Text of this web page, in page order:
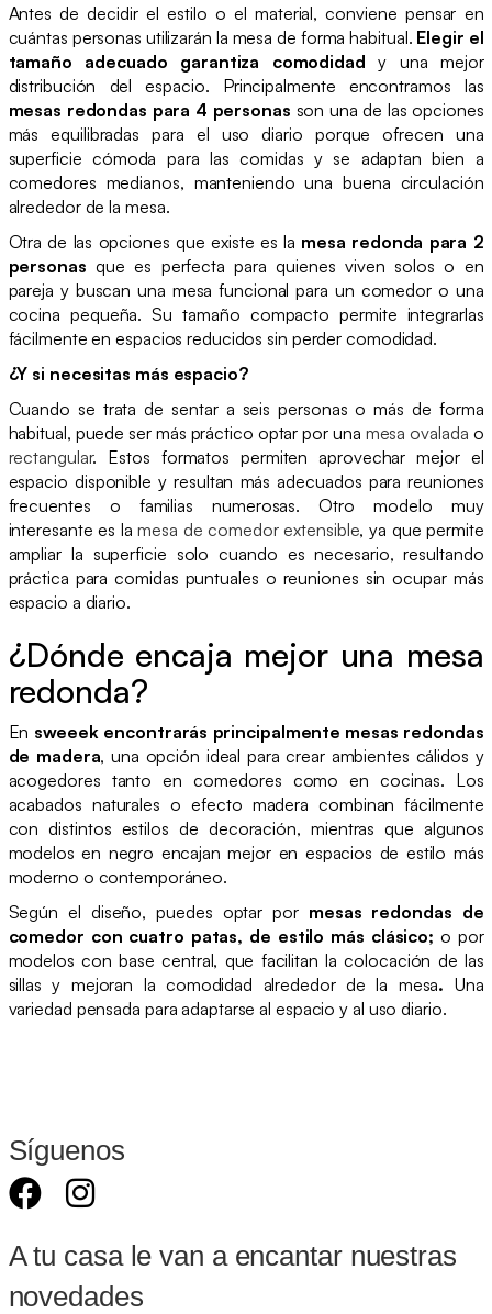
Antes de decidir el estilo o el material, conviene pensar en
cuántas personas utilizarán la mesa de forma habitual. Elegir el
tamaño adecuado garantiza comodidady una mejor
distribución del espacio. Principalmente encontramos las
mesas redondas para 4 personas son una de las opciones
más equilibradas para el uso diario porque ofrecen una
superficie cómoda para las comidas y se adaptan bien a
comedores medianos, manteniendo una buena circulación
alrededor de la mesa.
Otra de las opciones que existe es la mesa redonda para 2
personas que es perfecta para quienes viven solos o en
pareja y buscan una mesa funcional para un comedor o una
cocina pequeña. Su tamaño compacto permite integrarlas
fácilmente en espacios reducidos sin perder comodidad.
¿Y si necesitas más espacio?
Cuando se trata de sentar a seis personas o más de forma
habitual, puede ser más práctico optar por una mesa ovalada o
rectangular. Estos formatos permiten aprovechar mejor el
espacio disponible y resultan más adecuados para reuniones
frecuentes o familias numerosas. Otro modelo muy
interesante es lamesa de comedor extensible, ya que permite
ampliar la superficie solo cuando es necesario, resultando
práctica para comidas puntuales o reuniones sin ocupar más
espacio a diario.
¿Dónde encaja mejor una mesa
redonda?
En sweeek encontrarás principalmente mesas redondas
de madera, una opción ideal para crear ambientes cálidos y
acogedores tanto en comedores como en cocinas. Los
acabados naturales o efecto madera combinan fácilmente
con distintos estilos de decoración, mientras que algunos
modelos en negro encajan mejor en espacios de estilo más
moderno o contemporáneo.
Según el diseño, puedes optar por mesas redondas de
comedor con cuatro patas, de estilo más clásico; o por
modelos con base central, que facilitan la colocación de las
sillas y mejoran la comodidad alrededor de la mesa. Una
variedad pensada para adaptarse al espacio y al uso diario.
Síguenos
A tu casa le van a encantar nuestras
novedades